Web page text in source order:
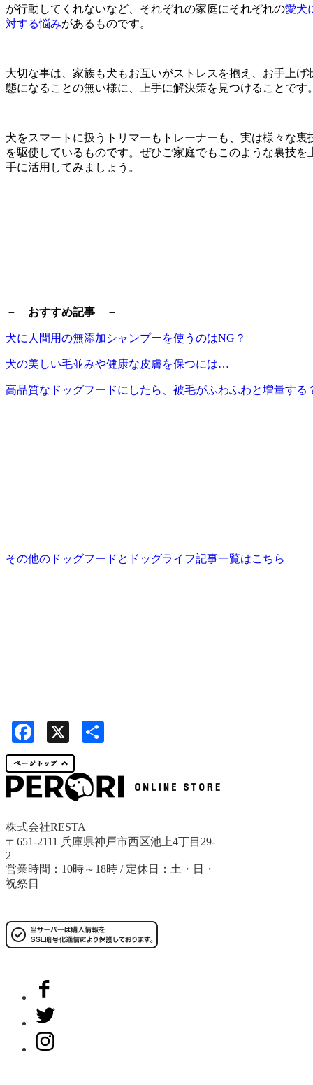
が行動してくれないなど、それぞれの家庭にそれぞれの愛犬
対する悩みがあるものです。
大切な事は、家族も犬もお互いがストレスを抱え、お手上げ
態になることの無い様に、上手に解決策を見つけることです
犬をスマートに扱うトリマーもトレーナーも、実は様々な裏
を駆使しているものです。ぜひご家庭でもこのような裏技を
手に活用してみましょう。
－ おすすめ記事 －
犬に人間用の無添加シャンプーを使うのはNG？
犬の美しい毛並みや健康な皮膚を保つには…
高品質なドッグフードにしたら、被毛がふわふわと増量する
その他のドッグフードとドッグライフ記事一覧はこちら
Facebook
株式会社RESTA
〒651-2111 兵庫県神戸市西区池上4丁目29-
2
営業時間：10時～18時 / 定休日：土・日・
祝祭日